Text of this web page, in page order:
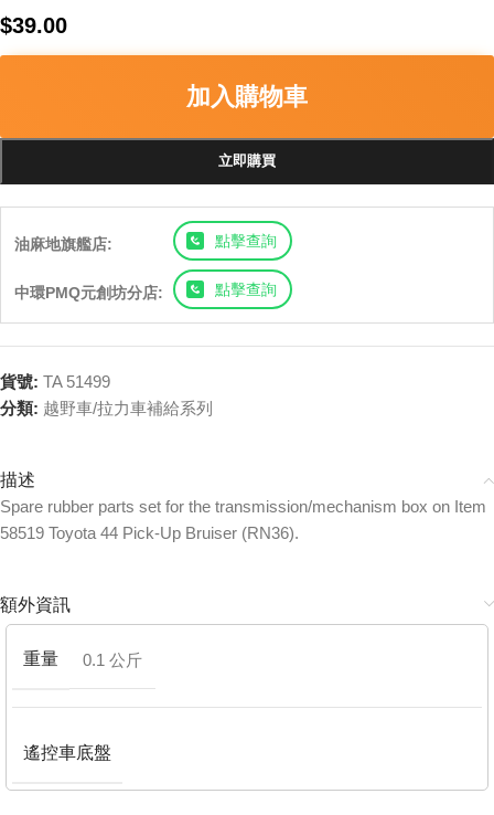
$39.00
加入購物車
立即購買
油麻地旗艦店: 點擊查詢
中環PMQ元創坊分店: 點擊查詢
貨號: TA 51499
分類: 越野車/拉力車補給系列
描述
Spare rubber parts set for the transmission/mechanism box on Item
58519 Toyota 44 Pick-Up Bruiser (RN36).
額外資訊
重量 0.1 公斤
遙控車底盤